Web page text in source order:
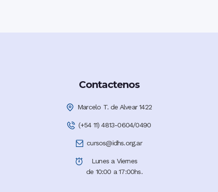
Contactenos
Marcelo T. de Alvear 1422
(+54 11) 4813-0604/0490
cursos@idhs.org.ar
Lunes a Viernes
de 10:00 a 17:00hs.